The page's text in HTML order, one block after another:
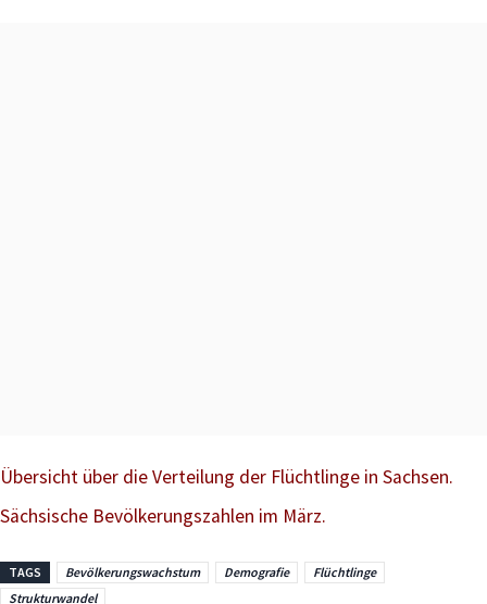
Übersicht über die Verteilung der Flüchtlinge in Sachsen.
Sächsische Bevölkerungszahlen im März.
TAGS Bevölkerungswachstum Demografie
Flüchtlinge
Strukturwandel